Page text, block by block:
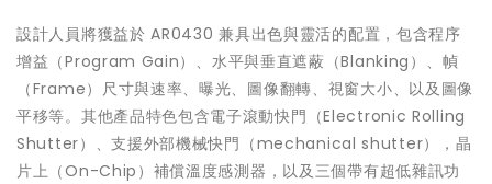
設計人員將獲益於 AR0430 兼具出色與靈活的配置，包含程序
增益（Program Gain）、水平與垂直遮蔽（Blanking）、幀
（Frame）尺寸與速率、曝光、圖像翻轉、視窗大小、以及圖像
平移等。其他產品特色包含電子滾動快門（Electronic Rolling
Shutter）、支援外部機械快門（mechanical shutter），晶
片上（On-Chip）補償溫度感測器，以及三個帶有超低雜訊功